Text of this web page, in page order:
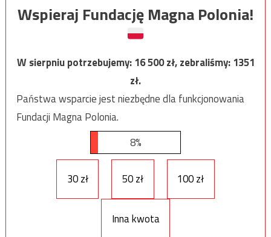
Wspieraj Fundację Magna Polonia!
W sierpniu potrzebujemy:16 500zł, zebraliśmy:1351
zł.
Państwa wsparcie jest niezbędne dla funkcjonowania
Fundacji Magna Polonia.
8%
30 zł 50 zł 100 zł
Inna kwota